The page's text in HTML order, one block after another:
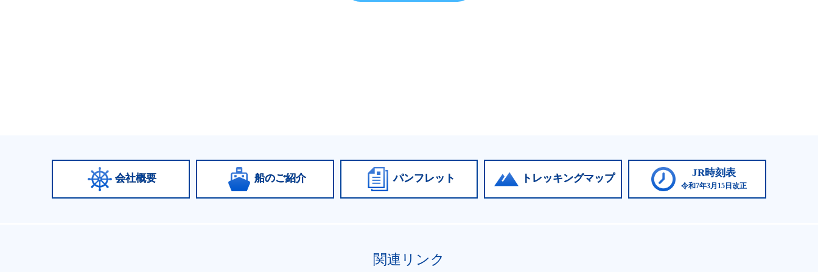
会社概要 船のご紹介 パンフレット トレッキングマップ JR時刻表
令和7年3月15日改正
関連リンク